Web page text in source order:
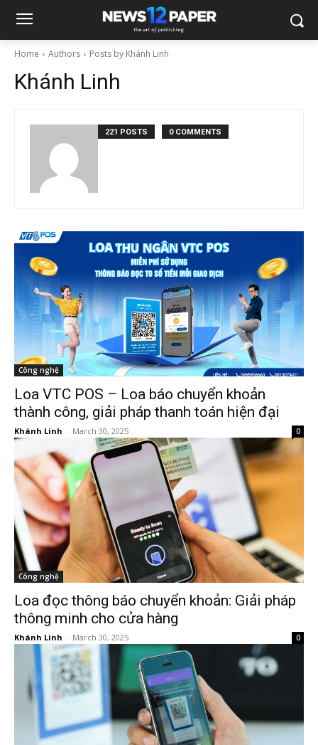
Home Authors Posts by Khánh Linh
Khánh Linh
221 POSTS 0 COMMENTS
Công nghệ
Loa VTC POS – Loa báo chuyển khoản
thành công, giải pháp thanh toán hiện đại
Khánh Linh - March 30, 2025 0
Công nghệ
Loa đọc thông báo chuyển khoản: Giải pháp
thông minh cho cửa hàng
Khánh Linh - March 30, 2025 0